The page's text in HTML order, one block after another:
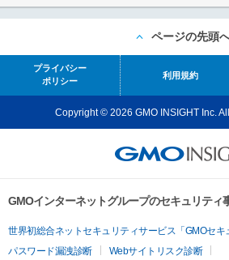
ページの先頭
プライバシー
ポリシー
利用規約
Copyright © 2026 GMO INSIGHT Inc.
GMOインターネットグループのセキュリティ
世界初総合ネットセキュリティサービス「GMOセキ
パスワード漏洩診断
Webサイトリスク診断